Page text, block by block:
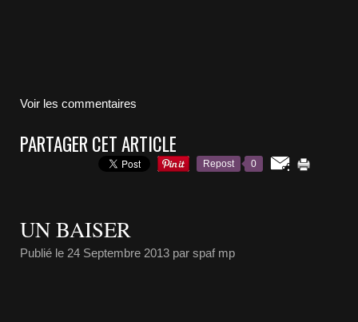
Voir les commentaires
PARTAGER CET ARTICLE
Repost 0
UN BAISER
Publié le 24 Septembre 2013 par spaf mp